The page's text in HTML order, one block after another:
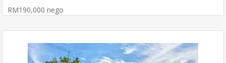
RM190,000 nego